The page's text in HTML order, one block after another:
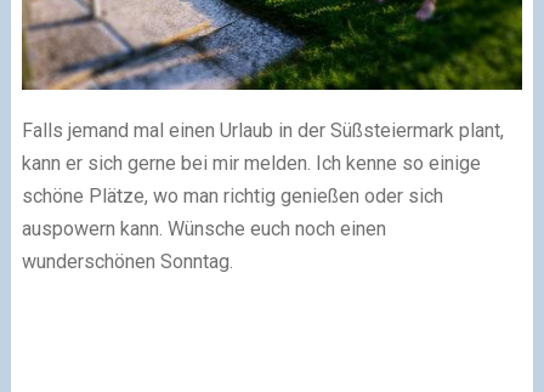
Falls jemand mal einen Urlaub in der Süßsteiermark plant,
kann er sich gerne bei mir melden. Ich kenne so einige
schöne Plätze, wo man richtig genießen oder sich
auspowern kann. Wünsche euch noch einen
wunderschönen Sonntag.